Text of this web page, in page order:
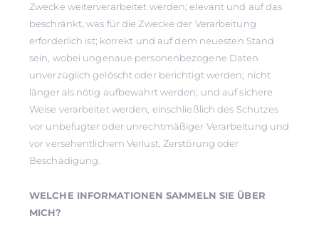
Zwecke weiterverarbeitet werden; elevant und auf das
beschränkt, was für die Zwecke der Verarbeitung
erforderlich ist; korrekt und auf dem neuesten Stand
sein, wobei ungenaue personenbezogene Daten
unverzüglich gelöscht oder berichtigt werden; nicht
länger als nötig aufbewahrt werden; und auf sichere
Weise verarbeitet werden, einschließlich des Schutzes
vor unbefugter oder unrechtmäßiger Verarbeitung und
vor versehentlichem Verlust, Zerstörung oder
Beschädigung.
WELCHE INFORMATIONEN SAMMELN SIE ÜBER
MICH?